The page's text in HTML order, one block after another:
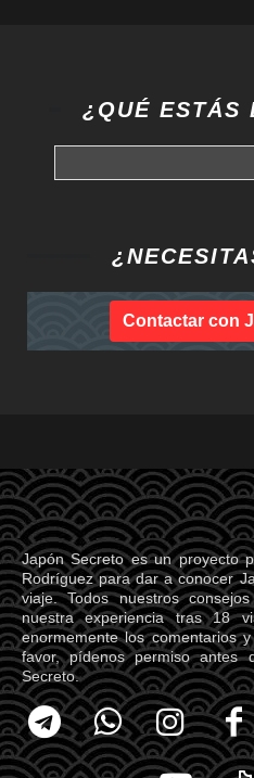
¿QUÉ ESTÁS
Contactar con
Japón Secreto es un proyecto
Rodríguez para dar a conocer
viaje. Todos nuestros
nuestra experiencia tras 18
enormemente los comentarios
favor, pídenos permiso antes
Secreto.